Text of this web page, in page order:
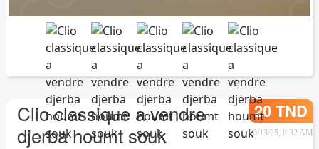
Clio classique a vendre
djerba houmt souk
20 TND
10/13/25, 8:32 AM